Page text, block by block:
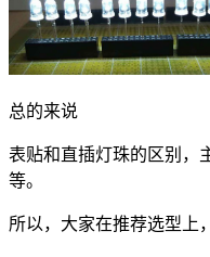
总的来说
表贴和直插灯珠的区别，
等。
所以，大家在推荐选型上